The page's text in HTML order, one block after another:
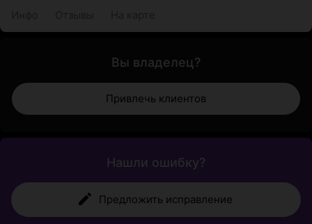
Вы владелец?
Привлечь клиентов
Нашли ошибку?
Предложить исправление